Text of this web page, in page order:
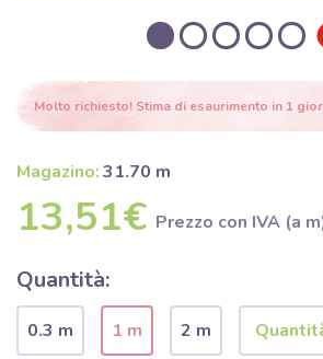
Molto richiesto! Stima di esaurimento in 1
Magazino:31.70 m
13,51€ Prezzo con IVA (a
Quantità:
0.3 m 1 m
2 m